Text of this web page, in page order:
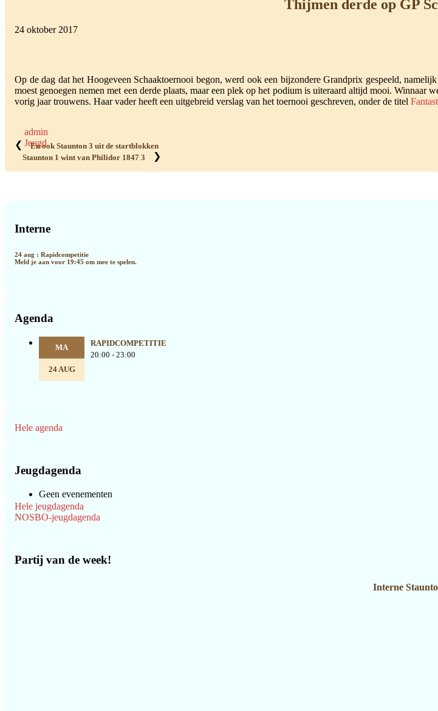
Thijmen derde op GP
24 oktober 2017
Op de dag dat het Hoogeveen Schaaktoernooi begon, werd ook een bijzondere Grandprix gespeeld,
moest genoegen nemen met een derde plaats, maar een plek op het podium is uiteraard altijd mooi.
vorig jaar trouwens. Haar vader heeft een uitgebreid verslag van het toernooi geschreven, onder de titel
admin
Jeugd
❮
En ook Staunton 3 uit de startblokken
Staunton 1 wint van Philidor 1847 3
❯
Sidebar
Interne
24 aug : Rapidcompetitie
Meld je aan voor 19:45 om mee te spelen.
Agenda
MA
24 AUG
RAPIDCOMPETITIE
20:00 - 23:00
Hele agenda
Jeugdagenda
Geen evenementen
Hele jeugdagenda
NOSBO-jeugdagenda
Partij van de week!
Interne